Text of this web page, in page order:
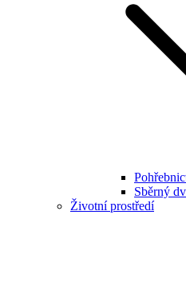
Sběrný
Životní prostředí